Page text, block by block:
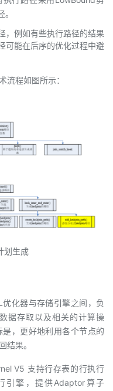
，例如有些执行路径的结果
可能在后序的优化过程中避
流程如图所示：
划生成
化器与存储引擎之间，负
据存取以及相关的计算操
，更好地利用各个节点的
结果。
V5 支持行存表的行执行
引擎，提供Adaptor算子